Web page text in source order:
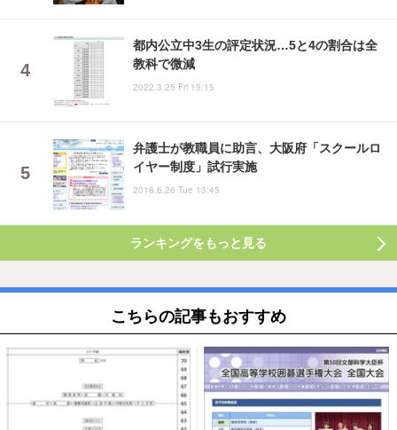
都内公立中3生の評定状況…5と4の割合は全
教科で微減
2022.3.25 Fri 15:15
弁護士が教職員に助言、大阪府「スクールロ
イヤー制度」試行実施
2018.6.26 Tue 13:45
ランキングをもっと見る
こちらの記事もおすすめ